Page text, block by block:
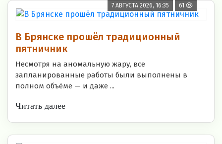
7 АВГУСТА 2026, 16:35 61
В Брянске прошёл традиционный
пятничник
Несмотря на аномальную жару, все
запланированные работы были выполнены в
полном объёме — и даже ...
Читать далее